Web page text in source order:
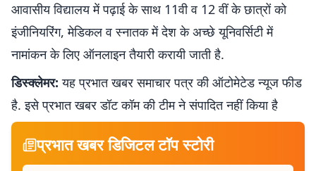
आवासीय विद्यालय में पढ़ाई के साथ 11वी व 12 वीं के छात्रों को
इंजीनियरिंग, मेडिकल व स्नातक में देश के अच्छे यूनिवर्सिटी में
नामांकन के लिए ऑनलाइन तैयारी करायी जाती है.
डिस्क्लेमर: यह प्रभात खबर समाचार पत्र की ऑटोमेटेड न्यूज फीड
है. इसे प्रभात खबर डॉट कॉम की टीम ने संपादित नहीं किया है
प्रभात खबर डिजिटल टॉप स्टोरी